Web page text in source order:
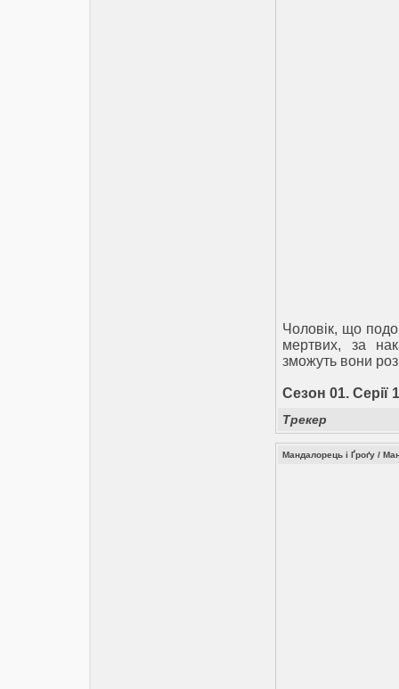
Чоловік, що
мертвих, за
зможуть вони
Сезон 01. Серії
Трекер
Мандалорець і Ґроґу /